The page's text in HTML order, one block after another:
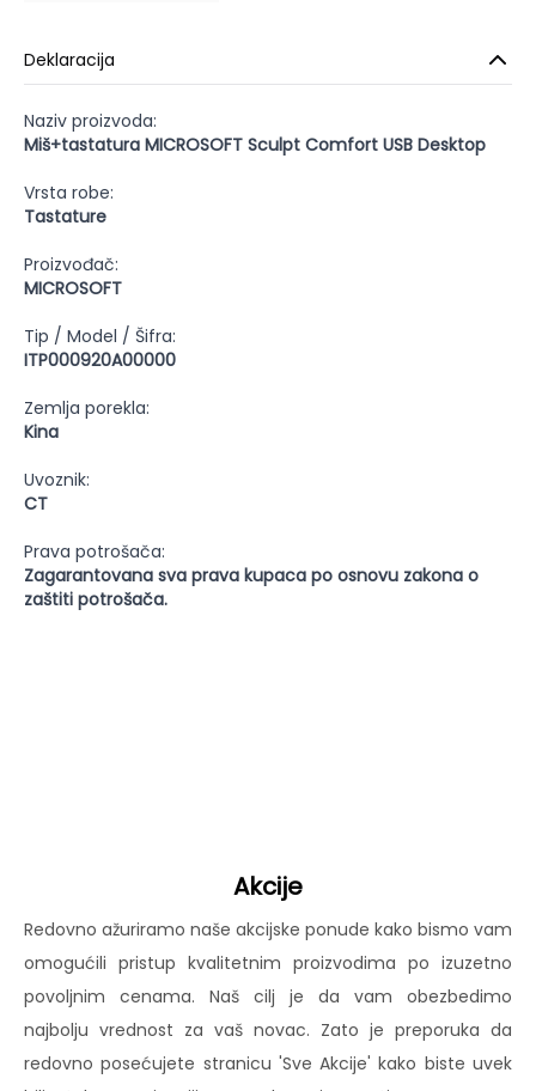
Deklaracija
Naziv proizvoda:
Miš+tastatura MICROSOFT Sculpt Comfort USB Desktop
Vrsta robe:
Tastature
Proizvođač:
MICROSOFT
Tip / Model / Šifra:
ITP000920A00000
Zemlja porekla:
Kina
Uvoznik:
CT
Prava potrošača:
Zagarantovana sva prava kupaca po osnovu zakona o
zaštiti potrošača.
Akcije
Redovno ažuriramo naše akcijske ponude kako bismo vam
omogućili pristup kvalitetnim proizvodima po izuzetno
povoljnim cenama. Naš cilj je da vam obezbedimo
najbolju vrednost za vaš novac. Zato je preporuka da
redovno posećujete stranicu 'Sve Akcije' kako biste uvek